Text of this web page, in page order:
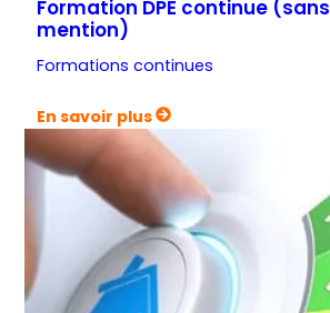
Formation DPE continue (sans
mention)
Formations continues
En savoir plus
:
DPE
continue
(sans
mention)